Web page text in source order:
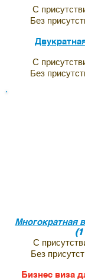
С
Без
С
Без
Многократная
(1
С
Без
Бизнес виза